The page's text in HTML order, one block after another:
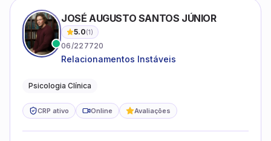
JOSÉ AUGUSTO SANTOS JÚNIOR
5.0(1)
06/227720
Relacionamentos Instáveis
Psicologia Clínica
CRP ativo Online Avaliações